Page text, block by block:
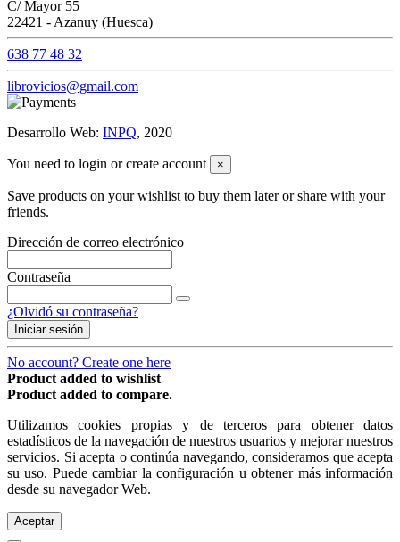
C/ Mayor 55
22421 - Azanuy (Huesca)
638 77 48 32
librovicios@gmail.com
Desarrollo Web: INPQ, 2020
You need to login or create account ×
Save products on your wishlist to buy them later or share with your
friends.
Dirección de correo electrónico
Contraseña
¿Olvidó su contraseña?
Iniciar sesión
No account? Create one here
Product added to wishlist
Product added to compare.
Utilizamos cookies propias y de terceros para obtener datos
estadísticos de la navegación de nuestros usuarios y mejorar nuestros
servicios. Si acepta o continúa navegando, consideramos que acepta
su uso. Puede cambiar la configuración u obtener más información
desde su navegador Web.
Aceptar